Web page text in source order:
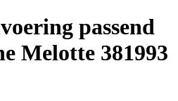
passend
Melotte 381993